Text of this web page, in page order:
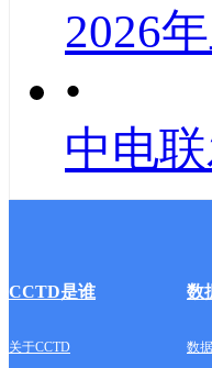
2026
•
中电
CCTD是谁 数
关于CCTD 数